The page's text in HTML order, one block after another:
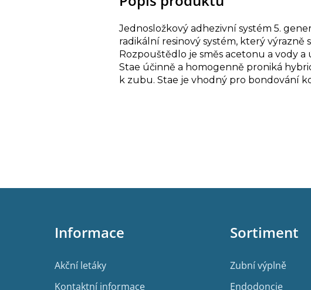
Jednosložkový adhezivní systém 5.
radikální resinový systém, který výrazně
Rozpouštědlo je směs acetonu a vody
Stae účinně a homogenně proniká
k zubu. Stae je vhodný pro bondování
Informace
Akční letáky
Kontaktní informace
Sortiment
Zubní výplně
Endodoncie